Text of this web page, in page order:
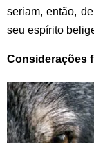
seriam, então,
seu espírito
Considerações